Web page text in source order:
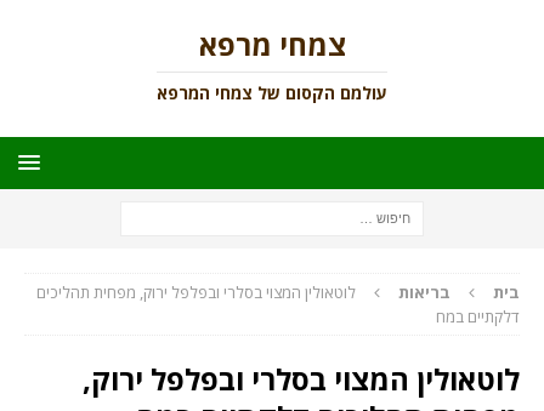
צמחי מרפא
עולמם הקסום של צמחי המרפא
בית בריאות
לוטאולין המצוי בסלרי ובפלפל ירוק, מפחית תהליכים
דלקתיים במח
לוטאולין המצוי בסלרי ובפלפל ירוק,